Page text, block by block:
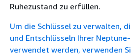
Ruhezustand zu erfüllen.
Um die Schlüssel zu verwalten,
und Entschlüsseln Ihrer
verwendet werden, verwenden